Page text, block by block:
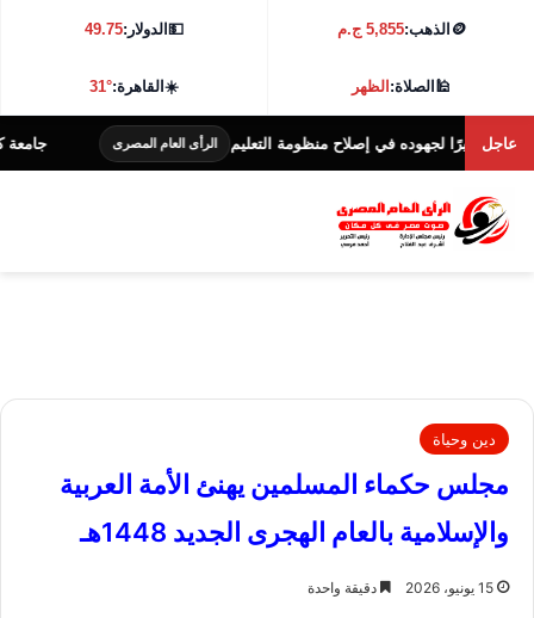
🪙 الذهب:5,855 ج.م 💵الدولار:49.75
🕌الصلاة:الظهر ☀️القاهرة:31°
عاجل
لجهوده في إصلاح منظومة التعليم الرأى العام المصرى جامعة كفر الشيخ تطلق
دين وحياة
مجلس حكماء المسلمين يهنئ الأمة العربية
والإسلامية بالعام الهجرى الجديد 1448هـ
15 يونيو، 2026 دقيقة واحدة